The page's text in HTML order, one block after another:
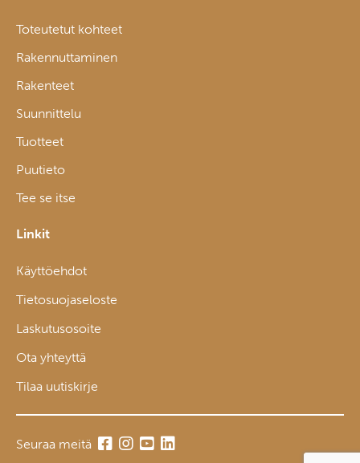
Toteutetut kohteet
Rakennuttaminen
Rakenteet
Suunnittelu
Tuotteet
Puutieto
Tee se itse
Linkit
Käyttöehdot
Tietosuojaseloste
Laskutusosoite
Ota yhteyttä
Tilaa uutiskirje
Seuraa meitä